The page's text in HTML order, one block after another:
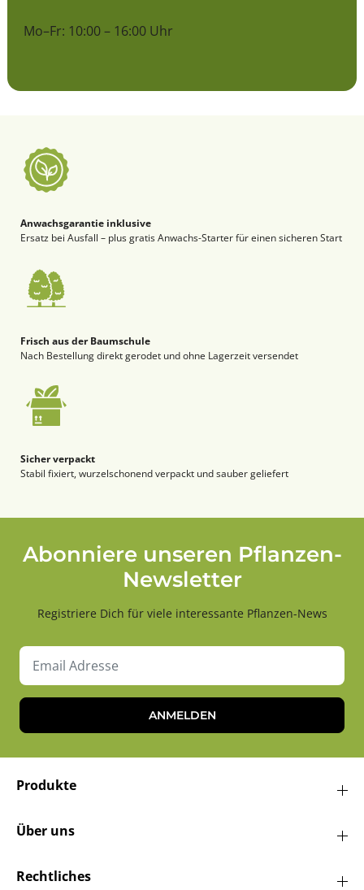
Mo–Fr: 10:00 – 16:00 Uhr
Anwachsgarantie inklusive
Ersatz bei Ausfall – plus gratis Anwachs-Starter für einen sicheren Start
Frisch aus der Baumschule
Nach Bestellung direkt gerodet und ohne Lagerzeit versendet
Sicher verpackt
Stabil fixiert, wurzelschonend verpackt und sauber geliefert
Abonniere unseren Pflanzen-
Newsletter
Registriere Dich für viele interessante Pflanzen-News
ANMELDEN
Produkte
Über uns
Rechtliches